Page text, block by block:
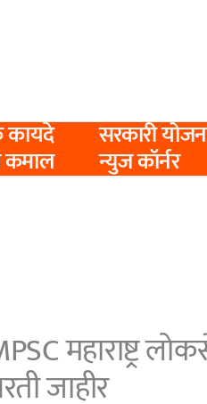
कायदे सरकारी
कमाल न्युज कॉर्नर
महाराष्ट्र
जाहीर